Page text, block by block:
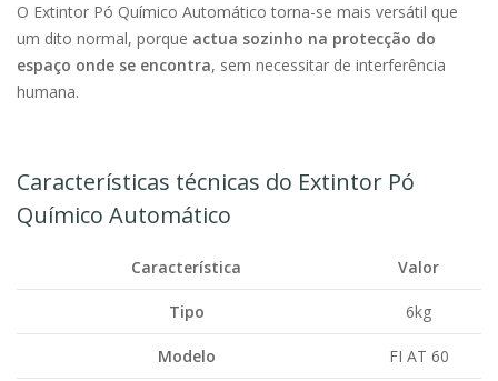
O Extintor Pó Químico Automático torna-se mais versátil que
um dito normal, porque actua sozinho na protecção do
espaço onde se encontra, sem necessitar de interferência
humana.
Características técnicas do Extintor Pó
Químico Automático
Característica Valor
Tipo 6kg
Modelo FI AT 60